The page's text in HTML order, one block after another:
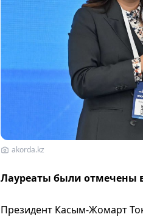
akorda.kz
Лауреаты были отмечены
Президент Касым-Жомарт